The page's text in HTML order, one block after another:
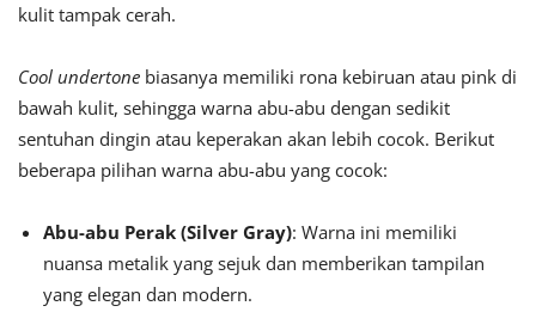
kulit tampak cerah.
Cool undertone biasanya memiliki rona kebiruan atau pink di
bawah kulit, sehingga warna abu-abu dengan sedikit
sentuhan dingin atau keperakan akan lebih cocok. Berikut
beberapa pilihan warna abu-abu yang cocok:
Abu-abu Perak (Silver Gray): Warna ini memiliki
nuansa metalik yang sejuk dan memberikan tampilan
yang elegan dan modern.